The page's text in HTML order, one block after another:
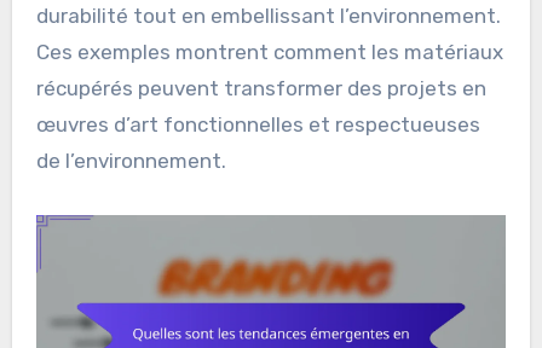
durabilité tout en embellissant l’environnement.
Ces exemples montrent comment les matériaux
récupérés peuvent transformer des projets en
œuvres d’art fonctionnelles et respectueuses
de l’environnement.